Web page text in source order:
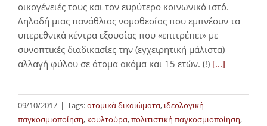
οικογένειές τους και τον ευρύτερο κοινωνικό ιστό.
Δηλαδή μιας πανάθλιας νομοθεσίας που εμπνέουν τα
υπερεθνικά κέντρα εξουσίας που «επιτρέπει» με
συνοπτικές διαδικασίες την (εγχειρητική μάλιστα)
αλλαγή φύλου σε άτομα ακόμα και 15 ετών. (!) [...]
09/10/2017 | Tags:ατομικά δικαιώματα, ιδεολογική
παγκοσμιοποίηση, κουλτούρα,πολιτιστική παγκοσμιοποίηση,